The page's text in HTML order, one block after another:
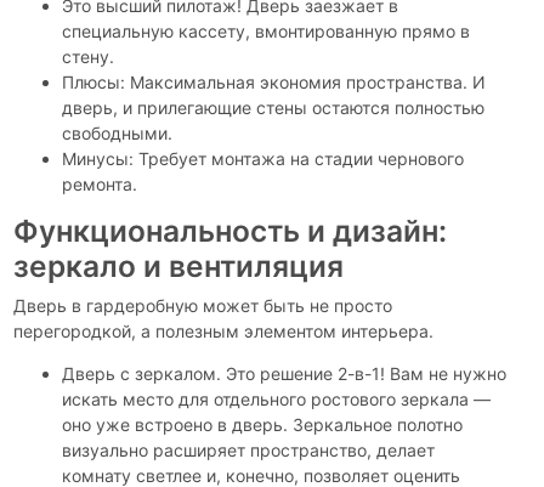
Это высший пилотаж! Дверь заезжает в
специальную кассету, вмонтированную прямо в
стену.
Плюсы: Максимальная экономия пространства. И
дверь, и прилегающие стены остаются полностью
свободными.
Минусы: Требует монтажа на стадии чернового
ремонта.
Функциональность и дизайн:
зеркало и вентиляция
Дверь в гардеробную может быть не просто
перегородкой, а полезным элементом интерьера.
Дверь с зеркалом. Это решение 2-в-1! Вам не нужно
искать место для отдельного ростового зеркала —
оно уже встроено в дверь. Зеркальное полотно
визуально расширяет пространство, делает
комнату светлее и, конечно, позволяет оценить